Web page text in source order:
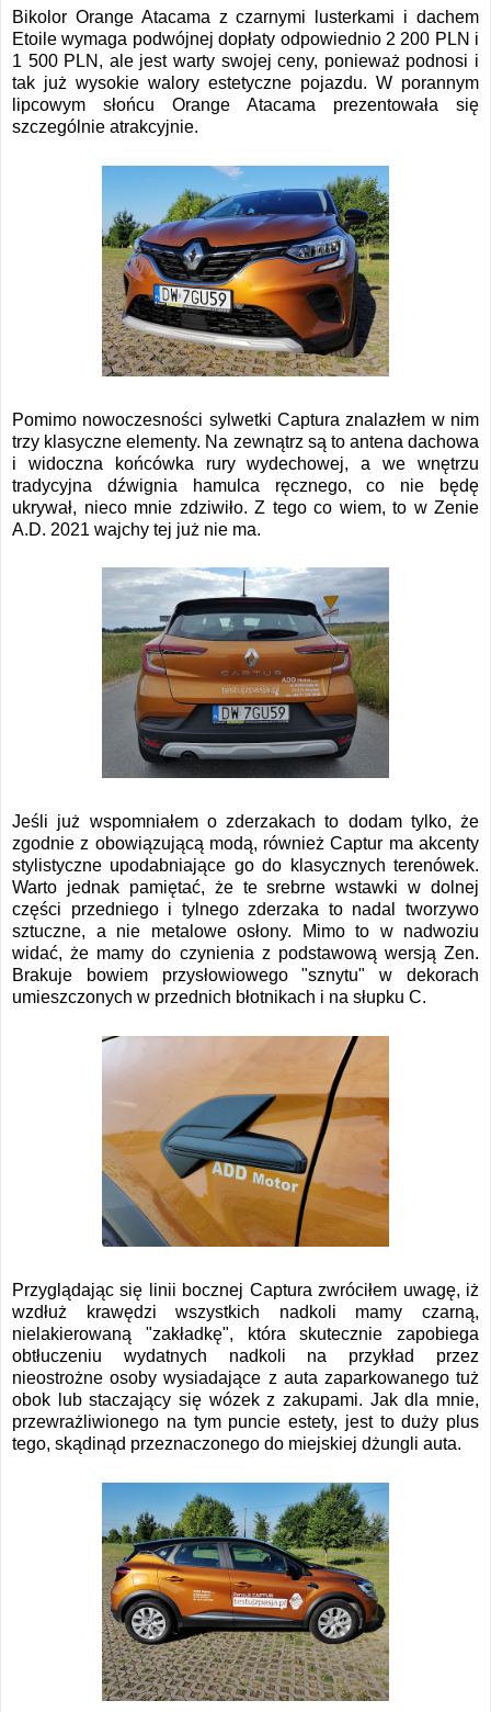
Bikolor Orange Atacama z czarnymi lusterkami i dachem
Etoile wymaga podwójnej dopłaty odpowiednio 2 200 PLN i
1 500 PLN, ale jest warty swojej ceny, ponieważ podnosi i
tak już wysokie walory estetyczne pojazdu. W porannym
lipcowym słońcu Orange Atacama prezentowała się
szczególnie atrakcyjnie.
Pomimo nowoczesności sylwetki Captura znalazłem w nim
trzy klasyczne elementy. Na zewnątrz są to antena dachowa
i widoczna końcówka rury wydechowej, a we wnętrzu
tradycyjna dźwignia hamulca ręcznego, co nie będę
ukrywał, nieco mnie zdziwiło. Z tego co wiem, to w Zenie
A.D. 2021 wajchy tej już nie ma.
Jeśli już wspomniałem o zderzakach to dodam tylko, że
zgodnie z obowiązującą modą, również Captur ma akcenty
stylistyczne upodabniające go do klasycznych terenówek.
Warto jednak pamiętać, że te srebrne wstawki w dolnej
części przedniego i tylnego zderzaka to nadal tworzywo
sztuczne, a nie metalowe osłony. Mimo to w nadwoziu
widać, że mamy do czynienia z podstawową wersją Zen.
Brakuje bowiem przysłowiowego "sznytu" w dekorach
umieszczonych w przednich błotnikach i na słupku C.
Przyglądając się linii bocznej Captura zwróciłem uwagę, iż
wzdłuż krawędzi wszystkich nadkoli mamy czarną,
nielakierowaną "zakładkę", która skutecznie zapobiega
obtłuczeniu wydatnych nadkoli na przykład przez
nieostrożne osoby wysiadające z auta zaparkowanego tuż
obok lub staczający się wózek z zakupami. Jak dla mnie,
przewrażliwionego na tym puncie estety, jest to duży plus
tego, skądinąd przeznaczonego do miejskiej dżungli auta.